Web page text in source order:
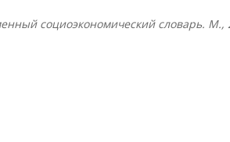
социоэкономический словарь. М.,